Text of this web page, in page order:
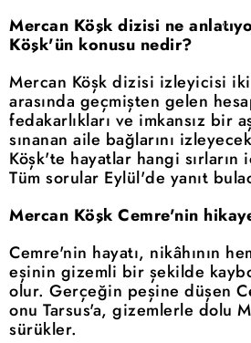
Mercan Köşk dizisi ne
Köşk'ün konusu nedir?
Mercan Köşk dizisi izleyicisi
arasında geçmişten gelen
fedakarlıkları ve imkansız bir
sınanan aile bağlarını
Köşk'te hayatlar hangi sırların
Tüm sorular Eylül'de yanıt
Mercan Köşk Cemre'nin
Cemre'nin hayatı, nikâhının
eşinin gizemli bir şekilde
olur. Gerçeğin peşine düşen
onu Tarsus'a, gizemlerle dolu
sürükler.